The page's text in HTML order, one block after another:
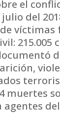
el
del
215.005
muertes
agentes